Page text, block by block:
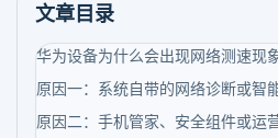
文章目录
华为设备为什么会出现网络测速现
原因一：系统自带的网络诊断或智
原因二：手机管家、安全组件或运